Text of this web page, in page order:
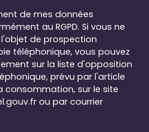
de mes données
au RGPD. Si vous ne
de prospection
téléphonique, vous pouvez
sur la liste d'opposition
prévu par l'article
consommation, sur le site
ou par courrier